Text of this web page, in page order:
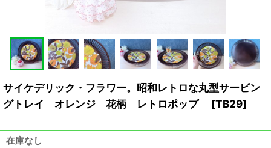
サイケデリック・フラワー。昭和レトロな丸型サービン
グトレイ オレンジ 花柄 レトロポップ
[TB29]
在庫なし